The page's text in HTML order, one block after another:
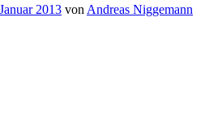
2013 von Andreas Niggemann